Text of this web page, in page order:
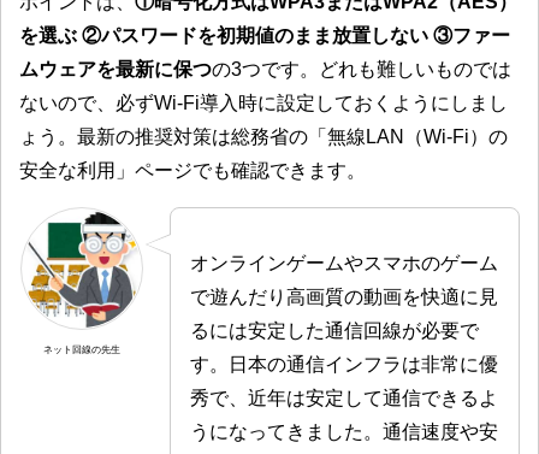
を選ぶ ②パスワードを初期値のまま放置しない ③ファー
ムウェアを最新に保つの3つです。どれも難しいものでは
ないので、必ずWi-Fi導入時に設定しておくようにしまし
ょう。最新の推奨対策は総務省の「無線LAN（Wi-Fi）の
安全な利用」ページでも確認できます。
ネット回線の先生
オンラインゲームやスマホのゲーム
で遊んだり高画質の動画を快適に見
るには安定した通信回線が必要で
す。日本の通信インフラは非常に優
秀で、近年は安定して通信できるよ
うになってきました。通信速度や安